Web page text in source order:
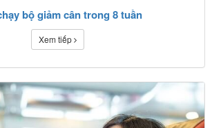
bộ giảm cân trong 8 tuần
Xem tiếp